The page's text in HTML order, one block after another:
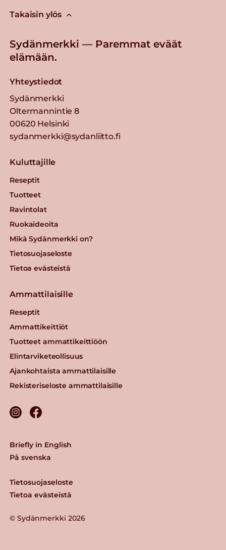
Takaisin ylös
Sydänmerkki — Paremmat eväät
elämään.
Yhteystiedot
Sydänmerkki
Oltermannintie 8
00620 Helsinki
sydanmerkki@sydanliitto.fi
Kuluttajille
Reseptit
Tuotteet
Ravintolat
Ruokaideoita
Mikä Sydänmerkki on?
Tietosuojaseloste
Tietoa evästeistä
Ammattilaisille
Reseptit
Ammattikeittiöt
Tuotteet ammattikeittiöön
Elintarviketeollisuus
Ajankohtaista ammattilaisille
Rekisteriseloste ammattilaisille
© Sydänmerkki 2026
Tietosuojaseloste
Tietoa evästeistä
Briefly in English
På svenska